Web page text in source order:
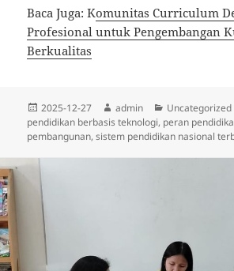
Baca Juga: Komunitas Curriculum
Profesional untuk Pengembangan
Berkualitas
Diposkan
pada
2025-12-27 Penulis
admin Kategori
Uncategorized
pendidikan berbasis teknologi, peran
pembangunan,sistem pendidikan nasional